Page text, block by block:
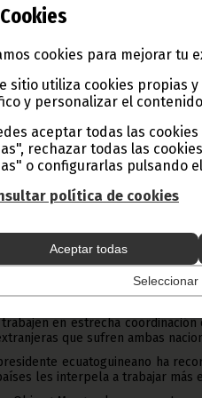
Cookies
cookies para mejorar tu
sitio utiliza cookies propias
y personalizar el
aceptar todas las
rechazar todas las
o configurarlas pulsando
política de cookies
Aceptar todas
Faso acuerdan
desarrollo.
países se ha visto
S.E. Nguema Obiang
Ouédraogo.
se ha producido
del inicio de los trabajos del
Obiang Mangue y Emmanuel
en estrecha
que sufren ambas
ecuatoguineano ha
les interpela a trabajar más